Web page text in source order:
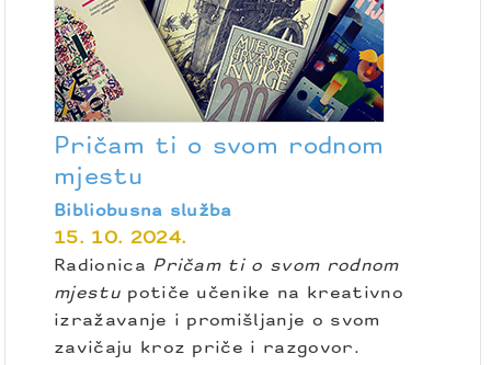
Pričam ti o svom rodnom
mjestu
Bibliobusna služba
15. 10. 2024.
Radionica Pričam ti o svom rodnom
mjestu potiče učenike na kreativno
izražavanje i promišljanje o svom
zavičaju kroz priče i razgovor.